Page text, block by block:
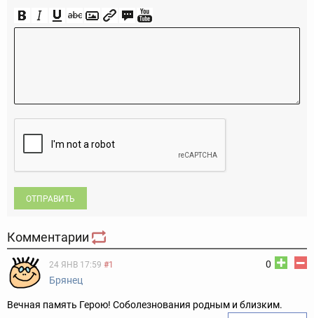
ОТПРАВИТЬ
Комментарии
0
24 ЯНВ 17:59 #1
Брянец
Вечная память Герою! Соболезнования родным и близким.